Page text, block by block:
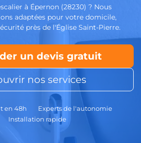
à Épernon (28230) ? Nous
adaptées pour votre domicile,
près de l'Église Saint-Pierre.
un devis gratuit
nos services
en 48h
Experts de l'autonomie
Installation rapide